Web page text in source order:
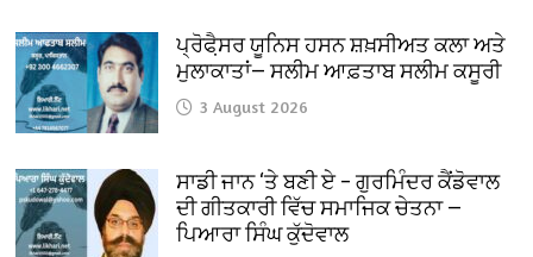
ਪ੍ਰੋਫੈ਼ਸਰ ਯੂਨਿਸ ਹਸਨ ਸ਼ਖ਼ਸੀਅਤ ਕਲਾ ਅਤੇ
ਮੁਲਾਕਾਤਾਂ— ਸਲੀਮ ਆਫ਼ਤਾਬ ਸਲੀਮ ਕਸੂਰੀ
3 August 2026
ਸਾਡੀ ਜਾਨ ‘ਤੇ ਬਣੀ ਏ – ਗੁਰਮਿੰਦਰ ਕੈਂਡੋਵਾਲ
ਦੀ ਗੀਤਕਾਰੀ ਵਿੱਚ ਸਮਾਜਿਕ ਚੇਤਨਾ —
ਪਿਆਰਾ ਸਿੰਘ ਕੁੱਦੋਵਾਲ